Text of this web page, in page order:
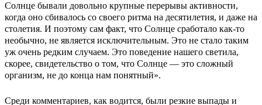
Солнце бывали довольно крупные перерывы активности,
когда оно сбивалось со своего ритма на десятилетия, и даже на
столетия. И поэтому сам факт, что Солнце сработало как-то
необычно, не является исключительным. Это не стало таким
уж очень редким случаем. Это поведение нашего светила,
скорее, свидетельство о том, что Солнце — это сложный
организм, не до конца нам понятный».
Среди комментариев, как водится, были резкие выпады и